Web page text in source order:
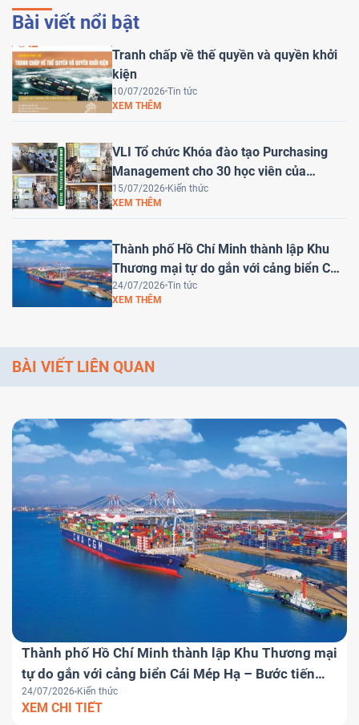
Bài viết nổi bật
Tranh chấp về thế quyền và quyền khởi
kiện
10/07/2026 Tin tức
XEM THÊM
VLI Tổ chức Khóa đào tạo Purchasing
Management cho 30 học viên của
HEINEKEN Việt Nam
15/07/2026 Kiến thức
XEM THÊM
Thành phố Hồ Chí Minh thành lập Khu
Thương mại tự do gắn với cảng biển Cái
Mép Hạ – Bước tiến chiến lược đưa Việt
Nam trở thành trung tâm logistics khu
24/07/2026 Tin tức
XEM THÊM
BÀI VIẾT LIÊN QUAN
Thành phố Hồ Chí Minh thành lập Khu Thương mại
tự do gắn với cảng biển Cái Mép Hạ – Bước tiến
chiến lược đưa Việt Nam trở thành trung tâm
logistics khu vực
24/07/2026 Kiến thức
XEM CHI TIẾT